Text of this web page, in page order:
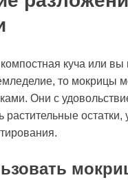
куча или вы
то мокрицы
Они с
растительные остатки,